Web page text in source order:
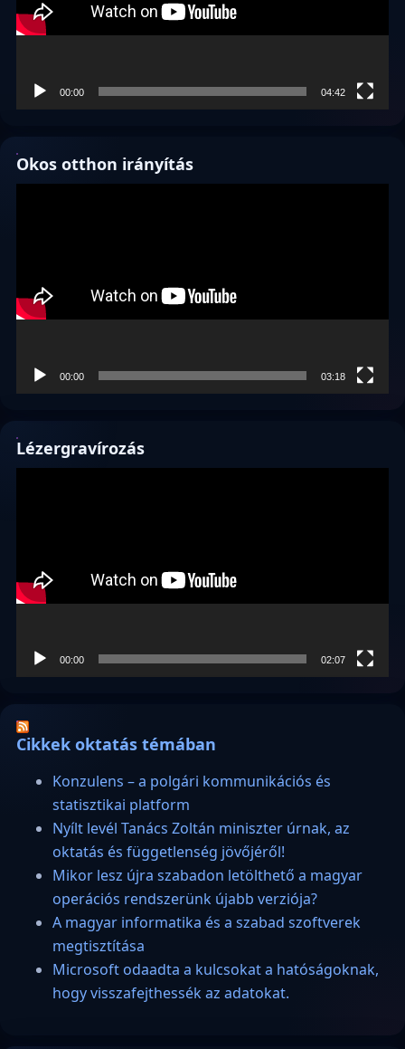
00:00 04:42
Okos otthon irányítás
00:00 03:18
Lézergravírozás
00:00 02:07
Cikkek oktatás témában
Konzulens – a polgári kommunikációs és
statisztikai platform
Nyílt levél Tanács Zoltán miniszter úrnak, az
oktatás és függetlenség jövőjéről!
Mikor lesz újra szabadon letölthető a magyar
operációs rendszerünk újabb verziója?
A magyar informatika és a szabad szoftverek
megtisztítása
Microsoft odaadta a kulcsokat a hatóságoknak,
hogy visszafejthessék az adatokat.